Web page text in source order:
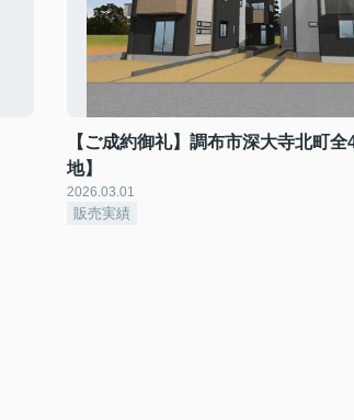
【ご成約御礼】調布市深大寺北町
地】
2026.03.01
販売実績